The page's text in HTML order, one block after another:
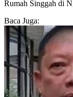
Rumah Singgah di
Baca Juga: